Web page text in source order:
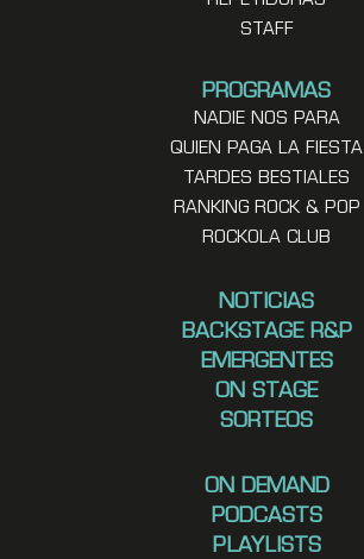
STAFF
PROGRAMAS
NADIE NOS PARA
QUIEN PAGA LA FIESTA
TARDES BESTIALES
RANKING ROCK & POP
ROCKOLA CLUB
NOTICIAS
BACKSTAGE R&P
EMERGENTES
ON STAGE
SORTEOS
ON DEMAND
PODCASTS
PLAYLISTS